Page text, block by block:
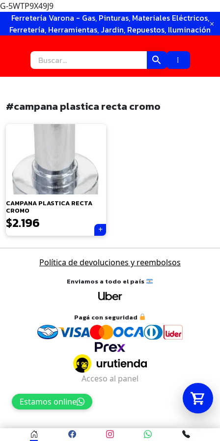
G-5WTP9X49J9
Ferretería Varona - Gas, Pinturas, Materiales Eléctricos,
Ferretería, Herramientas, Jardin, Repuestos, Iluminación
#campana plastica recta cromo
CAMPANA PLASTICA RECTA
CROMO
$2.196
Política de devoluciones y reembolsos
Enviamos a todo el país
Pagá con seguridad
Estamos online
Acceso al panel
Tu carrito está vacío.
Agregá un producto y aparecerá acá